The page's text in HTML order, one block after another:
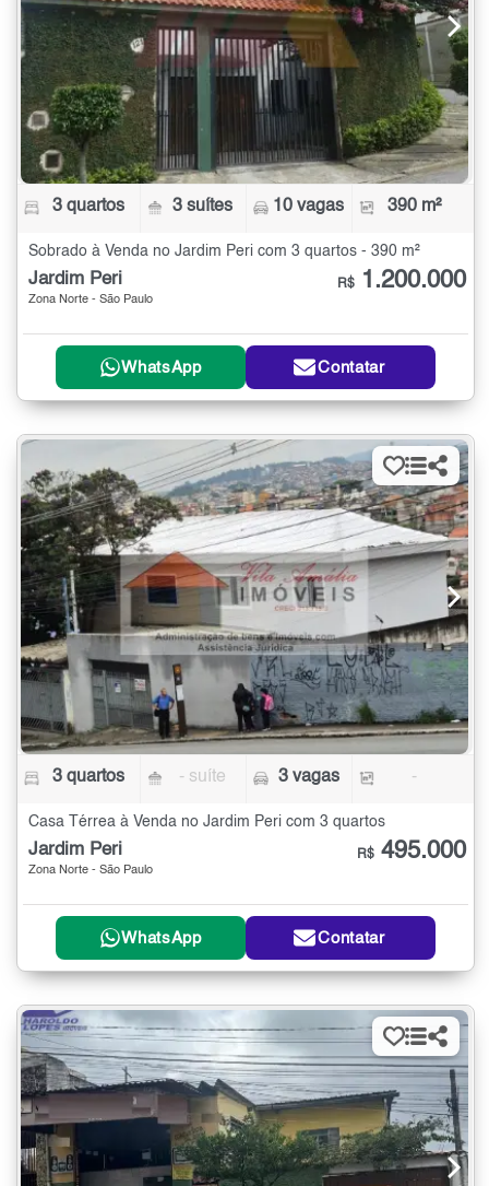
3 quartos 3 suítes 10 vagas 390 m²
Sobrado à Venda no Jardim Peri com 3 quartos - 390 m²
Jardim Peri
Zona Norte - São Paulo
R$ 1.200.000
WhatsApp Contatar
3 quartos - suíte 3 vagas -
Casa Térrea à Venda no Jardim Peri com 3 quartos
Jardim Peri
Zona Norte - São Paulo
R$ 495.000
WhatsApp Contatar